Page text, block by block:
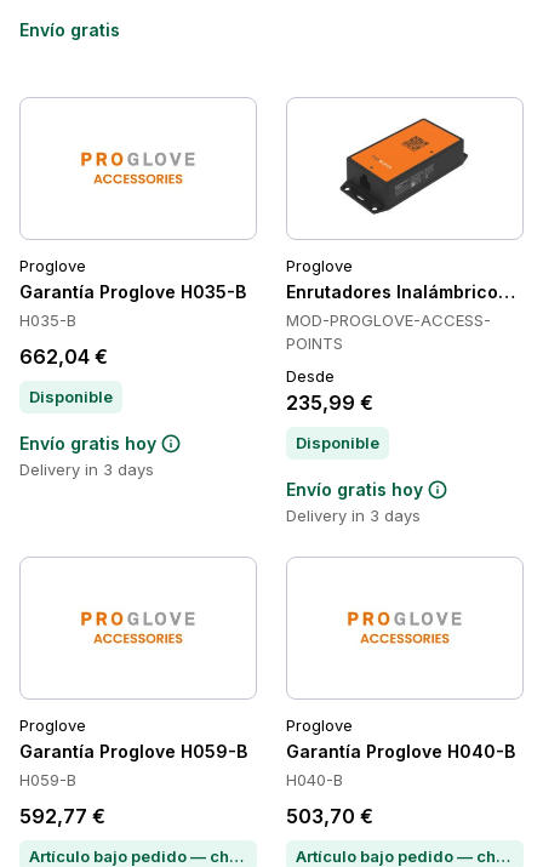
Envío gratis
Proglove
Garantía Proglove H035-B
H035-B
662,04 €
Disponible
Envío gratis hoy
Delivery in 3 days
Proglove
Enrutadores Inalámbricos
MOD-PROGLOVE-ACCESS-
POINTS
Desde
235,99 €
Disponible
Envío gratis hoy
Delivery in 3 days
Proglove
Garantía Proglove H059-B
H059-B
592,77 €
Artículo bajo pedido — chatea para conocer el plazo de entrega
Proglove
Garantía Proglove H040-B
H040-B
503,70 €
Artículo bajo pedido — chatea para conocer el plazo de entrega